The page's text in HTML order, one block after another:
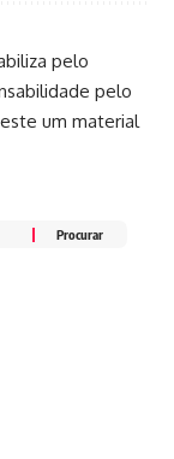
pelo
pelo
um material